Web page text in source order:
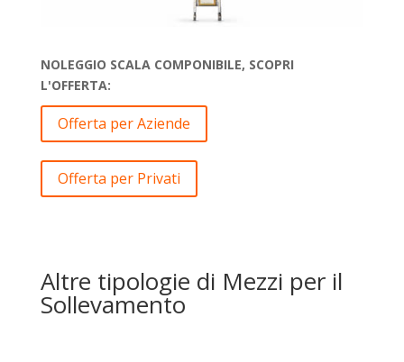
NOLEGGIO SCALA COMPONIBILE, SCOPRI
L'OFFERTA:
Offerta per Aziende
Offerta per Privati
Altre tipologie di Mezzi per il
Sollevamento